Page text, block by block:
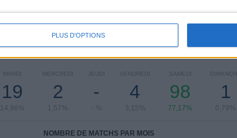
PLUS D'OPTIONS
NOMBRE DE MATCHS PAR JOUR DE LA SEMAINE
MARDI
19
14,96%
MERCREDI
2
1,57%
JEUDI
-
- %
VENDREDI
4
3,15%
SAMEDI
98
77,17%
1
0,79%
NOMBRE DE MATCHS PAR MOIS